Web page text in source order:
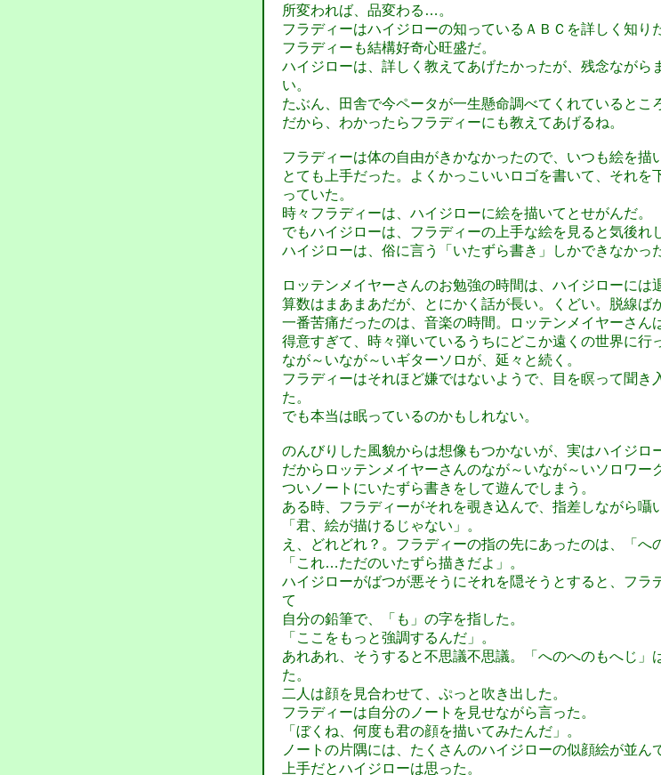
所変われば、品変わる…。
フラディーはハイジローの知っているＡＢＣを詳しく知り
フラディーも結構好奇心旺盛だ。
ハイジローは、詳しく教えてあげたかったが、残念ながら
い。
たぶん、田舎で今ペータが一生懸命調べてくれているとこ
だから、わかったらフラディーにも教えてあげるね。
フラディーは体の自由がきかなかったので、いつも絵を描
とても上手だった。よくかっこいいロゴを書いて、それを
っていた。
時々フラディーは、ハイジローに絵を描いてとせがんだ。
でもハイジローは、フラディーの上手な絵を見ると気後れ
ハイジローは、俗に言う「いたずら書き」しかできなかっ
ロッテンメイヤーさんのお勉強の時間は、ハイジローには
算数はまあまあだが、とにかく話が長い。くどい。脱線ば
一番苦痛だったのは、音楽の時間。ロッテンメイヤーさん
得意すぎて、時々弾いているうちにどこか遠くの世界に行
なが～いなが～いギターソロが、延々と続く。
フラディーはそれほど嫌ではないようで、目を瞑って聞き
た。
でも本当は眠っているのかもしれない。
のんびりした風貌からは想像もつかないが、実はハイジロ
だからロッテンメイヤーさんのなが～いなが～いソロワー
ついノートにいたずら書きをして遊んでしまう。
ある時、フラディーがそれを覗き込んで、指差しながら囁
「君、絵が描けるじゃない」。
え、どれどれ？。フラディーの指の先にあったのは、「へ
「これ…ただのいたずら描きだよ」。
ハイジローがばつが悪そうにそれを隠そうとすると、フラ
て
自分の鉛筆で、「も」の字を指した。
「ここをもっと強調するんだ」。
あれあれ、そうすると不思議不思議。「へのへのもへじ」
た。
二人は顔を見合わせて、ぷっと吹き出した。
フラディーは自分のノートを見せながら言った。
「ぼくね、何度も君の顔を描いてみたんだ」。
ノートの片隅には、たくさんのハイジローの似顔絵が並ん
上手だとハイジローは思った。